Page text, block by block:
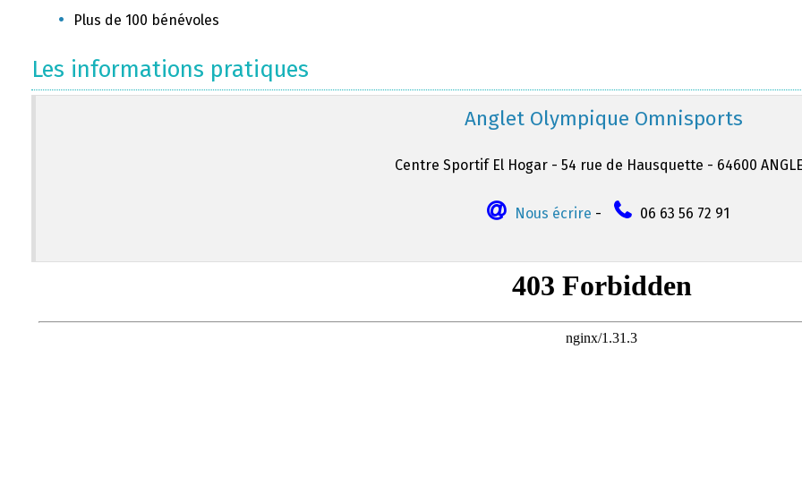
Plus de 100 bénévoles
Les informations pratiques
Anglet Olympique Omnisports
Centre Sportif El Hogar - 54 rue de Hausquette - 64600
Nous écrire - 06 63 56 72 91